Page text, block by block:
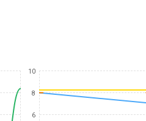
10
8
6